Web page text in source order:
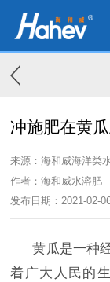
冲施肥在黄
来源：海和威海洋类
作者：海和威水溶肥
发布日期：2021-02-
黄瓜是一种
着 广大人民的